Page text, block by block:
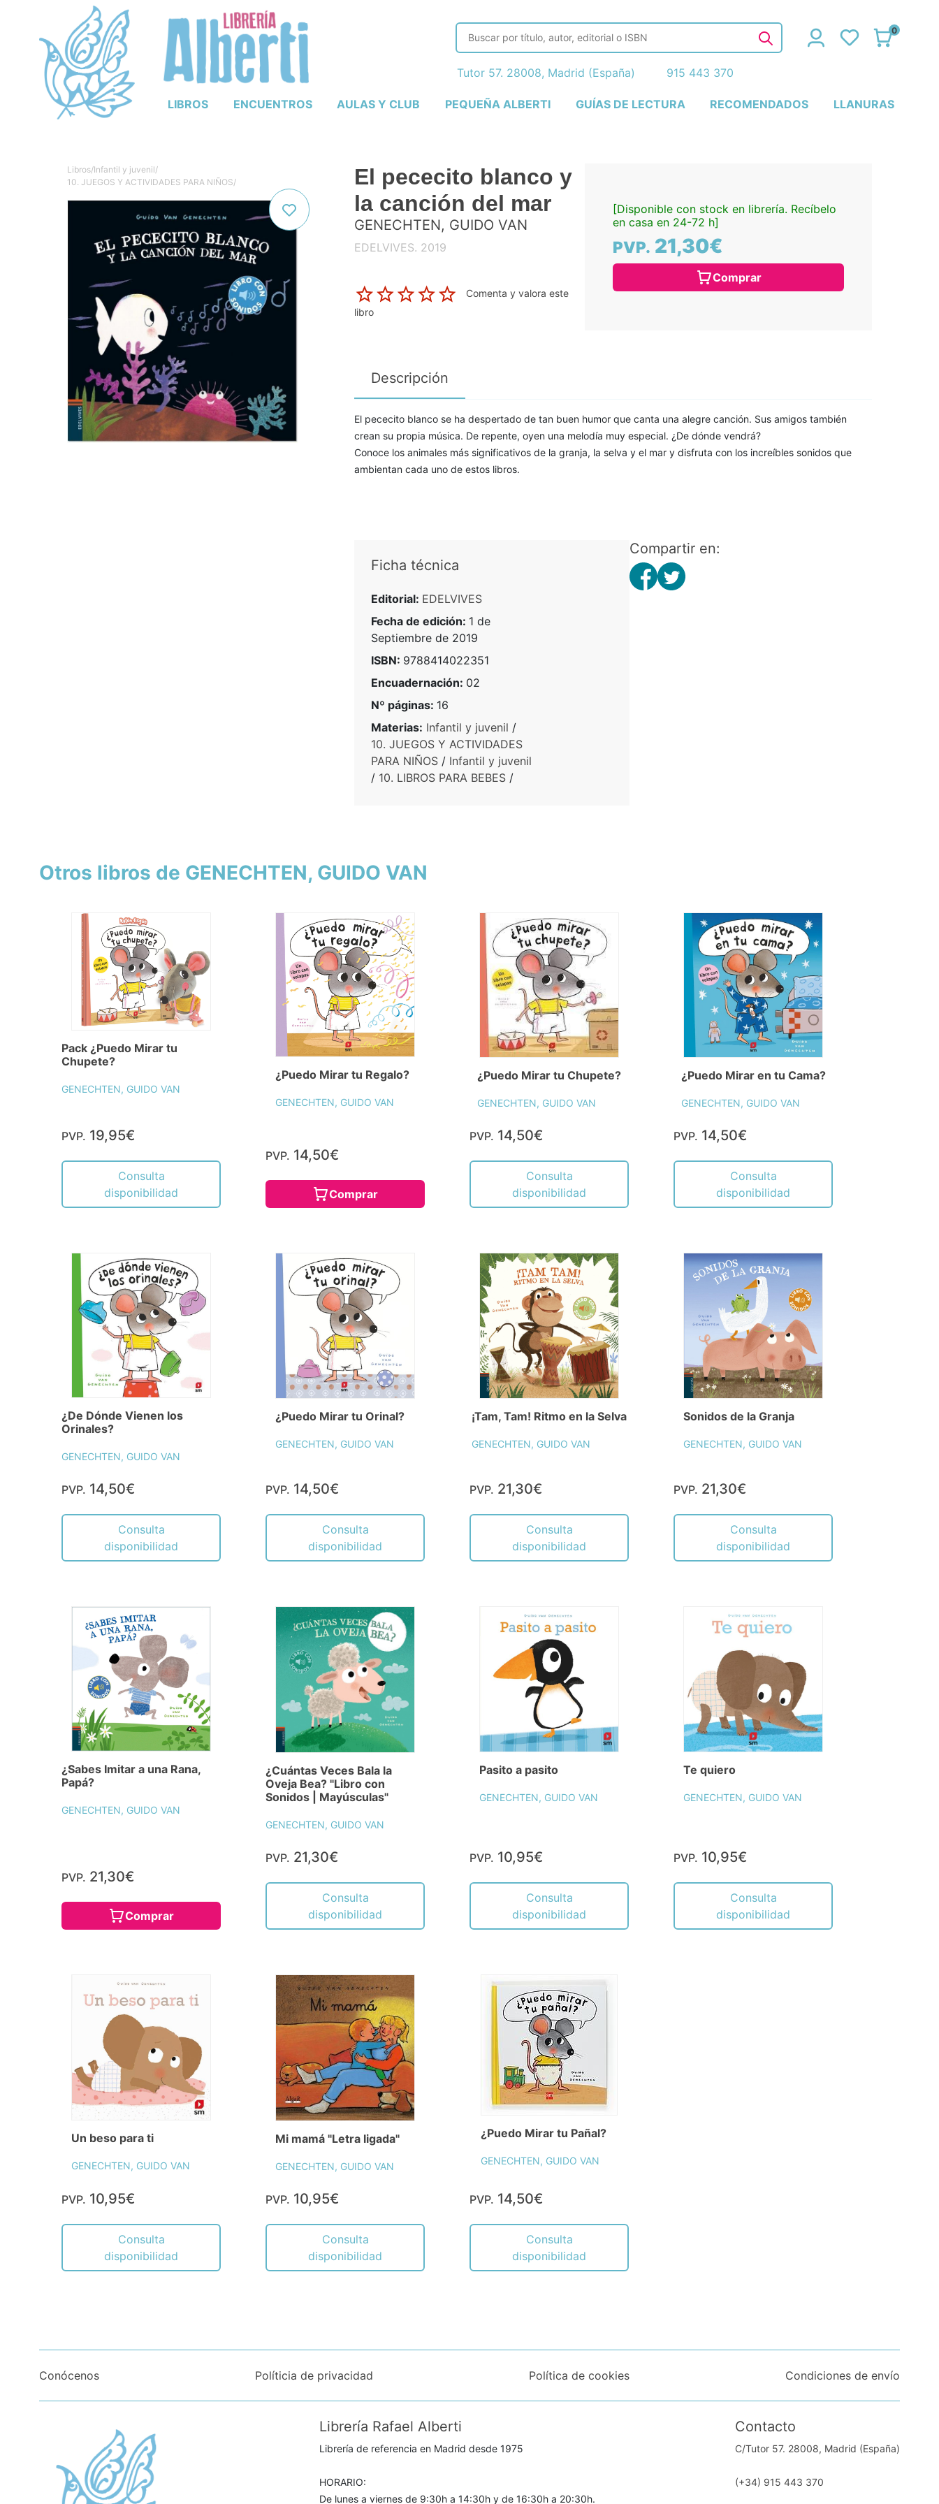
LIBROS ENCUENTROS AULAS Y CLUB PEQUEÑA ALBERTI GUÍAS DE LECTURA RECOMENDADOS LLANURAS
0
Tutor 57. 28008, Madrid (España) 915 443 370
Libros/Infantil y juvenil/
10. JUEGOS Y ACTIVIDADES PARA NIÑOS/
El pececito blanco y
la canción del mar
GENECHTEN, GUIDO VAN
EDELVIVES. 2019
Comenta y valora este
libro
[Disponible con stock en librería. Recíbelo
en casa en 24-72 h]
PVP. 21,30€
Comprar
Descripción
El pececito blanco se ha despertado de tan buen humor que canta una alegre canción. Sus amigos también
crean su propia música. De repente, oyen una melodía muy especial. ¿De dónde vendrá?
Conoce los animales más significativos de la granja, la selva y el mar y disfruta con los increíbles sonidos que
ambientan cada uno de estos libros.
Ficha técnica
Editorial: EDELVIVES
Fecha de edición: 1 de
Septiembre de 2019
ISBN: 9788414022351
Encuadernación: 02
Nº páginas: 16
Materias: Infantil y juvenil /
10. JUEGOS Y ACTIVIDADES
PARA NIÑOS/ Infantil y juvenil
/ 10. LIBROS PARA BEBES/
Compartir en:
Otros libros de GENECHTEN, GUIDO VAN
Pack ¿Puedo Mirar tu
Chupete?
GENECHTEN, GUIDO VAN
PVP. 19,95€
Consulta
disponibilidad
¿Puedo Mirar tu Regalo?
GENECHTEN, GUIDO VAN
PVP. 14,50€
Comprar
¿Puedo Mirar tu Chupete?
GENECHTEN, GUIDO VAN
PVP. 14,50€
Consulta
disponibilidad
¿Puedo Mirar en tu Cama?
GENECHTEN, GUIDO VAN
PVP. 14,50€
Consulta
disponibilidad
¿De Dónde Vienen los
Orinales?
GENECHTEN, GUIDO VAN
PVP. 14,50€
Consulta
disponibilidad
¿Puedo Mirar tu Orinal?
GENECHTEN, GUIDO VAN
PVP. 14,50€
Consulta
disponibilidad
¡Tam, Tam! Ritmo en la Selva
GENECHTEN, GUIDO VAN
PVP. 21,30€
Consulta
disponibilidad
Sonidos de la Granja
GENECHTEN, GUIDO VAN
PVP. 21,30€
Consulta
disponibilidad
¿Sabes Imitar a una Rana,
Papá?
GENECHTEN, GUIDO VAN
PVP. 21,30€
Comprar
¿Cuántas Veces Bala la
Oveja Bea? "Libro con
Sonidos | Mayúsculas"
GENECHTEN, GUIDO VAN
PVP. 21,30€
Consulta
disponibilidad
Pasito a pasito
GENECHTEN, GUIDO VAN
PVP. 10,95€
Consulta
disponibilidad
Te quiero
GENECHTEN, GUIDO VAN
PVP. 10,95€
Consulta
disponibilidad
Un beso para ti
GENECHTEN, GUIDO VAN
PVP. 10,95€
Consulta
disponibilidad
Mi mamá "Letra ligada"
GENECHTEN, GUIDO VAN
PVP. 10,95€
Consulta
disponibilidad
¿Puedo Mirar tu Pañal?
GENECHTEN, GUIDO VAN
PVP. 14,50€
Consulta
disponibilidad
Conócenos Políticia de privacidad Política de cookies Condiciones de envío
Librería Rafael Alberti
Librería de referencia en Madrid desde 1975
HORARIO:
De lunes a viernes de 9:30h a 14:30h y de 16:30h a 20:30h.
Contacto
C/Tutor 57. 28008, Madrid (España)
(+34) 915 443 370